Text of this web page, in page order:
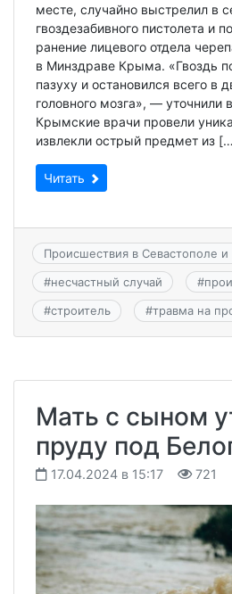
месте, случайно выстрелил в
гвоздезабивного пистолета и
ранение лицевого отдела
в Минздраве Крыма. «Гвоздь
пазуху и остановился всего в
головного мозга», — уточнили
Крымские врачи провели
извлекли острый предмет из
Читать
Происшествия в Севастополе
#несчастный случай #
#строитель #травма на
Мать с сыном
пруду под
17.04.2024 в 15:17 721